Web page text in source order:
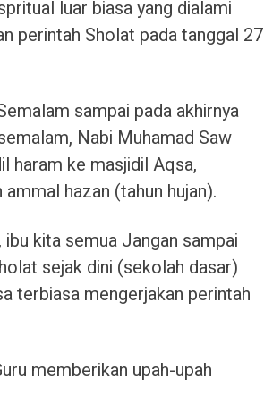
luar biasa yang dialami
perintah Sholat pada tanggal 27
sampai pada akhirnya
Nabi Muhamad Saw
haram ke masjidil Aqsa,
hazan (tahun hujan).
kita semua Jangan sampai
sejak dini (sekolah dasar)
terbiasa mengerjakan perintah
memberikan upah-upah